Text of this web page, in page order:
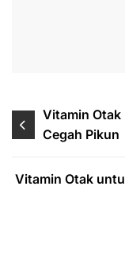
Vitamin Otak
Cegah Pikun
Vitamin Otak